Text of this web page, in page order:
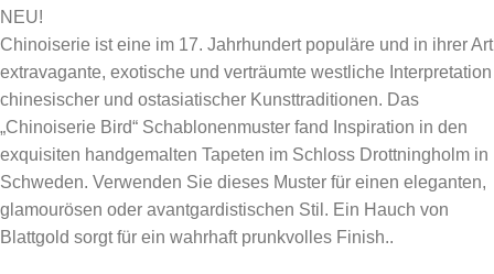
NEU!
Chinoiserie ist eine im 17. Jahrhundert populäre und in ihrer Art
extravagante, exotische und verträumte westliche Interpretation
chinesischer und ostasiatischer Kunsttraditionen. Das
„Chinoiserie Bird“ Schablonenmuster fand Inspiration in den
exquisiten handgemalten Tapeten im Schloss Drottningholm in
Schweden. Verwenden Sie dieses Muster für einen eleganten,
glamourösen oder avantgardistischen Stil. Ein Hauch von
Blattgold sorgt für ein wahrhaft prunkvolles Finish..